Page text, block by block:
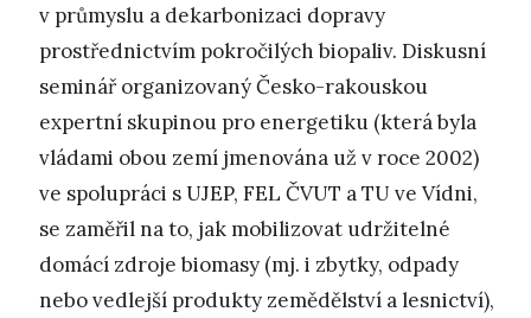
v průmyslu a dekarbonizaci dopravy
prostřednictvím pokročilých biopaliv. Diskusní
seminář organizovaný Česko-rakouskou
expertní skupinou pro energetiku (která byla
vládami obou zemí jmenována už v roce 2002)
ve spolupráci s UJEP, FEL ČVUT a TU ve Vídni,
se zaměřil na to, jak mobilizovat udržitelné
domácí zdroje biomasy (mj. i zbytky, odpady
nebo vedlejší produkty zemědělství a lesnictví),